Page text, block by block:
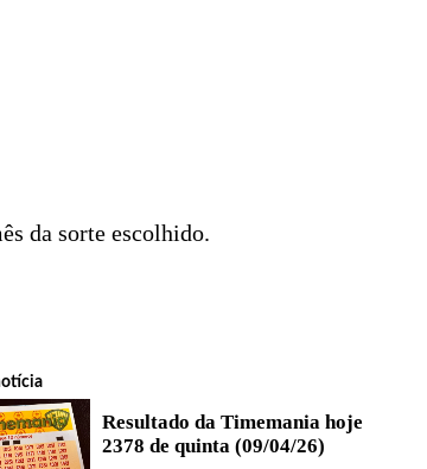
da sorte escolhido.
Resultado da Timemania hoje
2378 de quinta (09/04/26)